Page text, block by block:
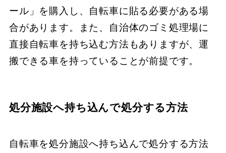
ール」を購入し、​自転車に貼る必要がある場
合があります。​また、​自治体のゴミ処理場に
直接自転車を持ち込む方法もありますが、​運
搬できる車を持っていることが前提です。
処分施設へ持ち込んで処分する方法
自転車を処分施設へ持ち込んで処分する方法